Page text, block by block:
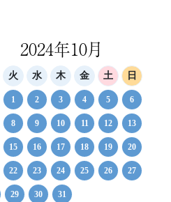
2024年10月
火 水 木 金 土 日
1 2 3 4 5 6
8 9 10 11 12 13
15 16 17 18 19 20
22 23 24 25 26 27
29 30 31